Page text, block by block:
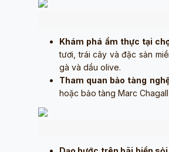
Khám phá ẩm thực tại
tươi, trái cây và đặc sản
gà và dầu olive.
Tham quan bảo tàng
hoặc bảo tàng Marc